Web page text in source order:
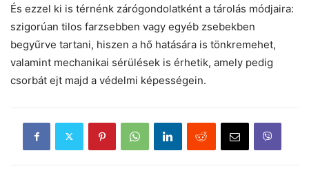
És ezzel ki is térnénk zárógondolatként a tárolás módjaira:
szigorúan tilos farzsebben vagy egyéb zsebekben
begyűrve tartani, hiszen a hő hatására is tönkremehet,
valamint mechanikai sérülések is érhetik, amely pedig
csorbát ejt majd a védelmi képességein.